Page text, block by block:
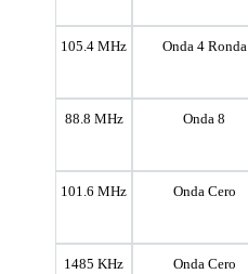
105.4 MHz Onda 4 Ronda
88.8 MHz Onda 8
101.6 MHz Onda Cero
1485 KHz Onda Cero